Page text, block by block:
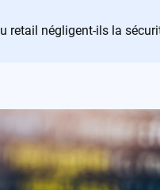
retail négligent-ils la